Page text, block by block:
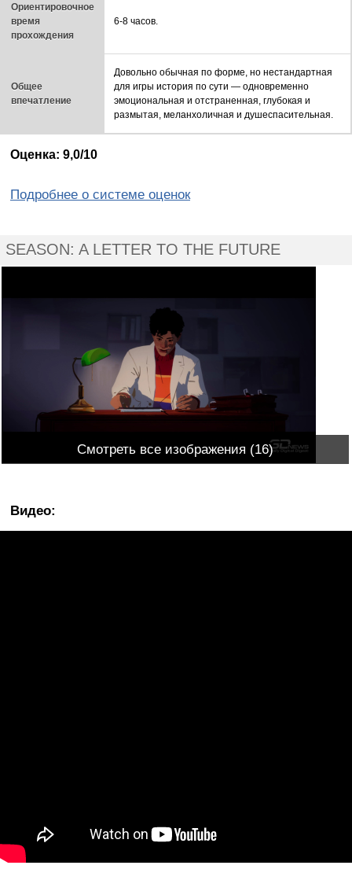
Ориентировочное
время
прохождения
6-8 часов.
Общее
впечатление
Довольно обычная по форме, но нестандартная
для игры история по сути — одновременно
эмоциональная и отстраненная, глубокая и
размытая, меланхоличная и душеспасительная.
Оценка: 9,0/10
Подробнее о системе оценок
SEASON: A LETTER TO THE FUTURE
Смотреть все изображения (16)
Видео: